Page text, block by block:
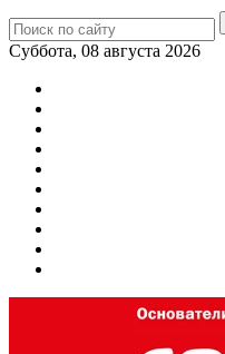
Суббота, 08 августа 2026